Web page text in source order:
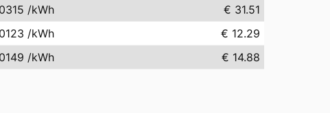
/kWh
€ 31.51
/kWh
€ 12.29
/kWh € 14.88